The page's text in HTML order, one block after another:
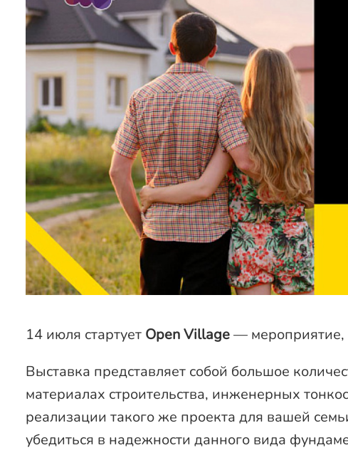
14 июля стартует Open Village— мероприятие,
Выставка представляет собой большое
материалах строительства, инженерных
реализации такого же проекта для вашей
убедиться в надежности данного вида